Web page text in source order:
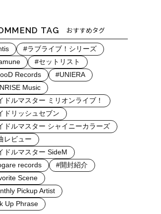
TAG おすすめタグ
#ラブライブ！シリーズ
#セットリスト
Records
#UNIERA
Music
ドルマスター ミリオンライブ！
ドリッシュセブン
ドルマスター シャイニーカラーズ
レビュー
ドルマスター SideM
records
#開封紹介
Scene
Pickup Artist
Up Phrase